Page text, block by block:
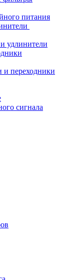
питания
удлинители
и переходники
сигнала